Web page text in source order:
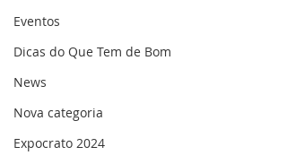
Eventos
Dicas do Que Tem de Bom
News
Nova categoria
Expocrato 2024